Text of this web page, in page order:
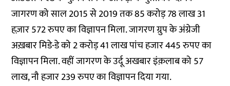
जागरण को साल 2015 से 2019 तक 85 करोड़ 78 लाख 31
हज़ार 572 रुपए का विज्ञापन मिला. जागरण ग्रुप के अंग्रेजी
अख़बार मिडे-डे को 2 करोड़ 41 लाख पांच हजार 445 रुपए का
विज्ञापन मिला. वहीं जागरण के उर्दू अखबार इंक़लाब को 57
लाख, नौ हजार 239 रुपए का विज्ञापन दिया गया.